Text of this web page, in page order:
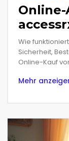
Wie
Sicherheit,
Online-Kauf
Mehr